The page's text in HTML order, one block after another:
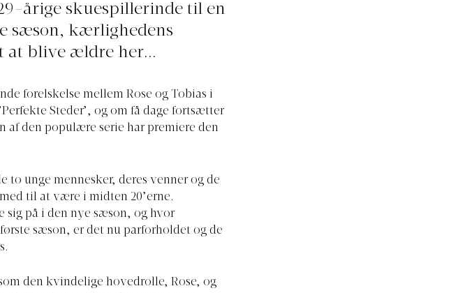
årige skuespillerinde til en
sæson, kærlighedens
at blive ældre her...
forelskelse mellem Rose og Tobias i
Steder’, og om få dage fortsætter
den populære serie har premiere den
to unge mennesker, deres venner og de
til at være i midten 20’erne.
sig på i den nye sæson, og hvor
sæson, er det nu parforholdet og de
den kvindelige hovedrolle, Rose, og